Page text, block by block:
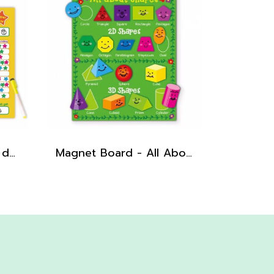
Magnet Board - I can do it Magnet Board - All About Shapes